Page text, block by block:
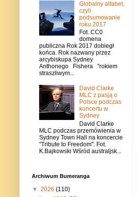
Globalny alfabet,
czyli
podsumowanie
roku 2017
Fot. CC0
domena
publiczna Rok 2017 dobiegł
końca. Rok nazwany przez
arcybiskupa Sydney
Anthonego Fishera "rokiem
straszliwym...
David Clarke
MLC z pasją o
Polsce podczas
koncertu w
Sydney
David Clarke
MLC podczas przemówienia w
Sydney Town Hall na koncercie
"Tribute to Freedom". Fot.
K.Bajkowski Wśród australjsk...
Archiwum Bumeranga
▼ 2026 (110)